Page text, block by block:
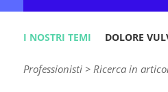
I NOSTRI TEMI DOLORE
Professionisti> Ricerca in